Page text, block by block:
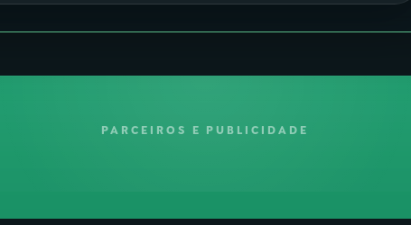
PARCEIROS E PUBLICIDADE